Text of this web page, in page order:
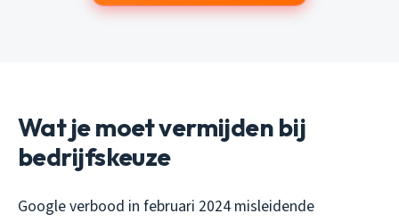
Wat je moet vermijden bij
bedrijfskeuze
Google verbood in februari 2024 misleidende